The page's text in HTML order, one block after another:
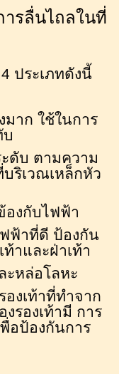
ารลื่นไถลในที่
4 ประเภทดังนี้
าก ใช้ในการ
ะดับ ตามความ
ริเวณเหล็กหัว
องกับไฟฟ้า
าที่ดี ป้องกัน
าและฝ่าเท้า
ะหล่อโลหะ
งเท้าที่ทำจาก
รองเท้ามี การ
อป้องกันการ